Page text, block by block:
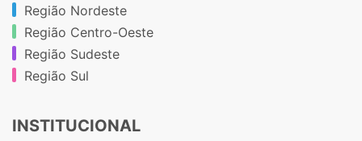
Região Nordeste
Região Centro-Oeste
Região Sudeste
Região Sul
INSTITUCIONAL